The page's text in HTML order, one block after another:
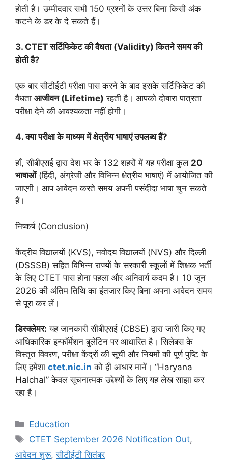
होती है। उम्मीदवार सभी 150 प्रश्नों के उत्तर बिना किसी अंक
कटने के डर के दे सकते हैं।
3. CTET सर्टिफिकेट की वैधता (Validity) कितने समय की
होती है?
एक बार सीटीईटी परीक्षा पास करने के बाद इसके सर्टिफिकेट की
वैधता आजीवन (Lifetime) रहती है। आपको दोबारा पात्रता
परीक्षा देने की आवश्यकता नहीं होगी।
4. क्या परीक्षा के माध्यम में क्षेत्रीय भाषाएं उपलब्ध हैं?
हाँ, सीबीएसई द्वारा देश भर के 132 शहरों में यह परीक्षा कुल 20
भाषाओं(हिंदी, अंग्रेजी और विभिन्न क्षेत्रीय भाषाएं) में आयोजित की
जाएगी। आप आवेदन करते समय अपनी पसंदीदा भाषा चुन सकते
हैं।
निष्कर्ष (Conclusion)
केंद्रीय विद्यालयों (KVS), नवोदय विद्यालयों (NVS) और दिल्ली
(DSSSB) सहित विभिन्न राज्यों के सरकारी स्कूलों में शिक्षक भर्ती
के लिए CTET पास होना पहला और अनिवार्य कदम है। 10 जून
2026 की अंतिम तिथि का इंतजार किए बिना अपना आवेदन समय
से पूरा कर लें।
डिस्क्लेमर: यह जानकारी सीबीएसई (CBSE) द्वारा जारी किए गए
आधिकारिक इन्फॉर्मेशन बुलेटिन पर आधारित है। सिलेबस के
विस्तृत विवरण, परीक्षा केंद्रों की सूची और नियमों की पूर्ण पुष्टि के
लिए हमेशा ctet.nic.in को ही आधार मानें। “Haryana
Halchal” केवल सूचनात्मक उद्देश्यों के लिए यह लेख साझा कर
रहा है।
Categories
Education
Tags
CTET September 2026 Notification Out,
आवेदन शुरू,सीटीईटी सितंबर